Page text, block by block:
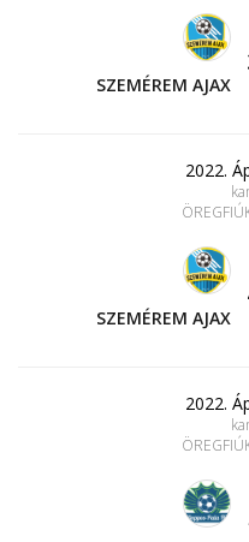
SZEMÉREM AJAX
2022.
SZEMÉREM AJAX
2022.